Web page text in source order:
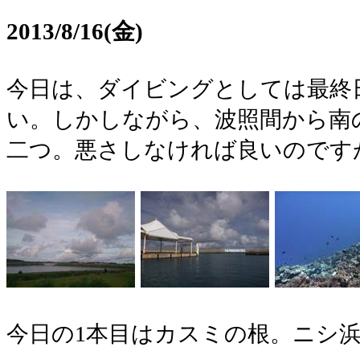
2013/8/16(金)
今日は、ダイビングとしては最終
い。しかしながら、波照間から南
二つ。悪さしなければ良いのです
今日の1本目はカスミの根。ニシ